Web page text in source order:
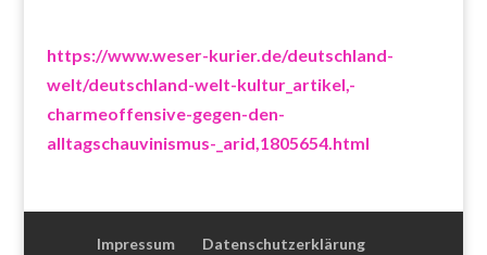
https://www.weser-kurier.de/deutschland-
welt/deutschland-welt-kultur_artikel,-
charmeoffensive-gegen-den-
alltagschauvinismus-_arid,1805654.html
Impressum Datenschutzerklärung